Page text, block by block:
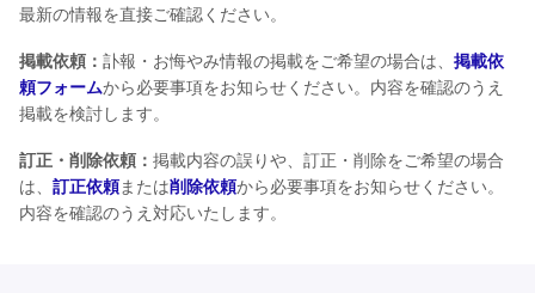
最新の情報を直接ご確認ください。
掲載依頼： 訃報・お悔やみ情報の掲載をご希望の場合は、 掲載依
頼フォームから必要事項をお知らせください。内容を確認のうえ
掲載を検討します。
訂正・削除依頼： 掲載内容の誤りや、訂正・削除をご希望の場合
は、 訂正依頼または削除依頼から必要事項をお知らせください。
内容を確認のうえ対応いたします。